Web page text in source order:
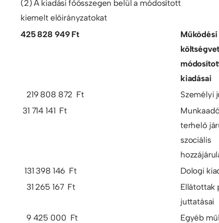
(2) A kiadási főösszegen belül a módosított
kiemelt előirányzatokat
425 828 949 Ft
Működési
kiadásai
219 808 872 Ft
Személyi
31 714 141 Ft
terhelő
szociális
131 398 146 Ft
Dologi
31 265 167 Ft
Ellátottak
juttatásai
9 425 000 Ft
Egyéb